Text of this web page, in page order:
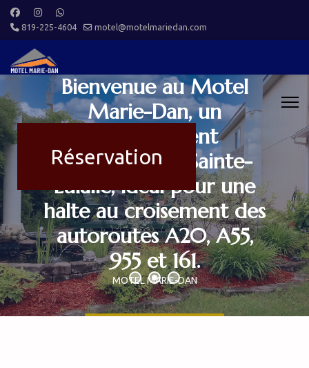
819-225-4604 motel@motelmariedan.com
Réservation
Bienvenue au Motel
Marie-Dan, un
hébergement
confortable à Sainte-
Eulalie, idéal pour une
halte au croisement des
autoroutes A20, A55,
955 et 161.
MOTEL MARIE-DAN